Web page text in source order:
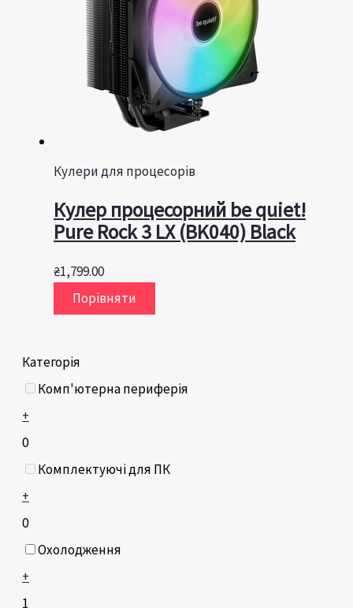
Категорія
Комп'ютерна периферія
+
0
Комплектуючі для ПК
+
0
Охолодження
+
1
Кулери для процесорів
Кулер процесорний be quiet!
Pure Rock 3 LX (BK040) Black
₴1,799.00
Порівняти